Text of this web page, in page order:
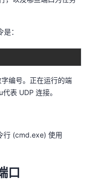
：
编号。正在运行的端
表 UDP 连接。
行 (cmd.exe) 使用
口